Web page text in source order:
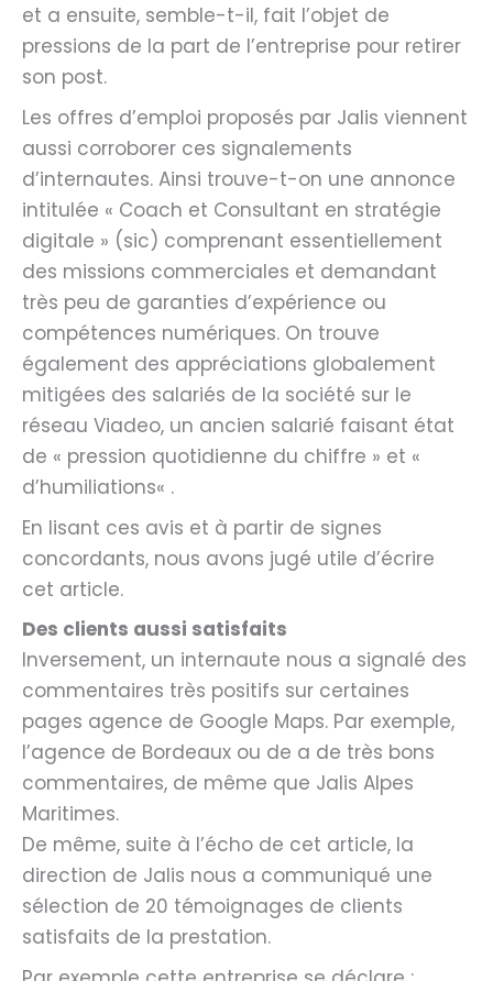
et a ensuite, semble-t-il, fait l’objet de
pressions de la part de l’entreprise pour retirer
son post.
Les offres d’emploi proposés par Jalis viennent
aussi corroborer ces signalements
d’internautes. Ainsi trouve-t-on une annonce
intitulée « Coach et Consultant en stratégie
digitale » (sic) comprenant essentiellement
des missions commerciales et demandant
très peu de garanties d’expérience ou
compétences numériques. On trouve
également des appréciations globalement
mitigées des salariés de la société sur le
réseau Viadeo, un ancien salarié faisant état
de « pression quotidienne du chiffre » et «
d’humiliations« .
En lisant ces avis et à partir de signes
concordants, nous avons jugé utile d’écrire
cet article.
Des clients aussi satisfaits
Inversement, un internaute nous a signalé des
commentaires très positifs sur certaines
pages agence de Google Maps. Par exemple,
l’agence de Bordeaux ou de a de très bons
commentaires, de même que Jalis Alpes
Maritimes.
De même, suite à l’écho de cet article, la
direction de Jalis nous a communiqué une
sélection de 20 témoignages de clients
satisfaits de la prestation.